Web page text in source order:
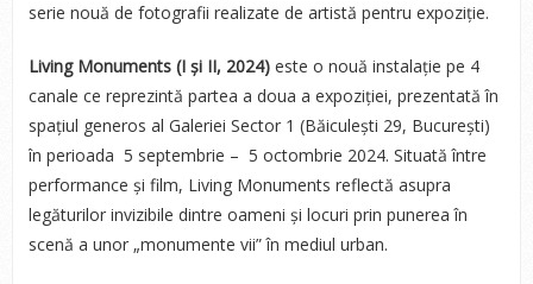
serie nouă de fotografii realizate de artistă pentru expoziție.
Living Monuments (I și II, 2024)este o nouă instalație pe 4
canale ce reprezintă partea a doua a expoziției, prezentată în
spațiul generos al Galeriei Sector 1 (Băiculești 29, București)
în perioada 5 septembrie – 5 octombrie 2024. Situată între
performance și film, Living Monuments reflectă asupra
legăturilor invizibile dintre oameni și locuri prin punerea în
scenă a unor „monumente vii” în mediul urban.